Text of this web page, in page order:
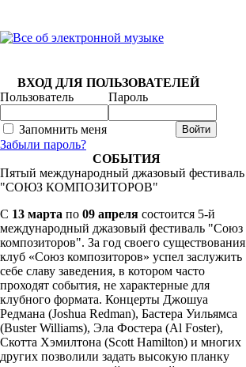
ВХОД ДЛЯ ПОЛЬЗОВАТЕЛЕЙ
Пользователь
Пароль
Запомнить меня
Забыли пароль?
СОБЫТИЯ
Пятый международный джазовый фестиваль
"СОЮЗ КОМПОЗИТОРОВ"
C 13 марта по 09 апреля состоится 5-й
международный джазовый фестиваль "Союз
композиторов". За год своего существования
клуб «Союз композиторов» успел заслужить
себе славу заведения, в котором часто
проходят события, не характерные для
клубного формата. Концерты Джошуа
Редмана (Joshua Redman), Бастера Уильямса
(Buster Williams), Эла Фостера (Al Foster),
Скотта Хэмилтона (Scott Hamilton) и многих
других позволили задать высокую планку